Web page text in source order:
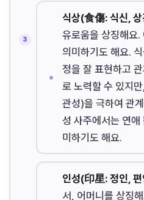
식상(食傷: 식신,
유로움을 상징해요.
의미하기도 해요.
정을 잘 표현하고
로 노력할 수 있지
관성)을 극하여 관
성 사주에서는 연애
미하기도 해요.
인성(印星: 정인,
서, 어머니를 상징